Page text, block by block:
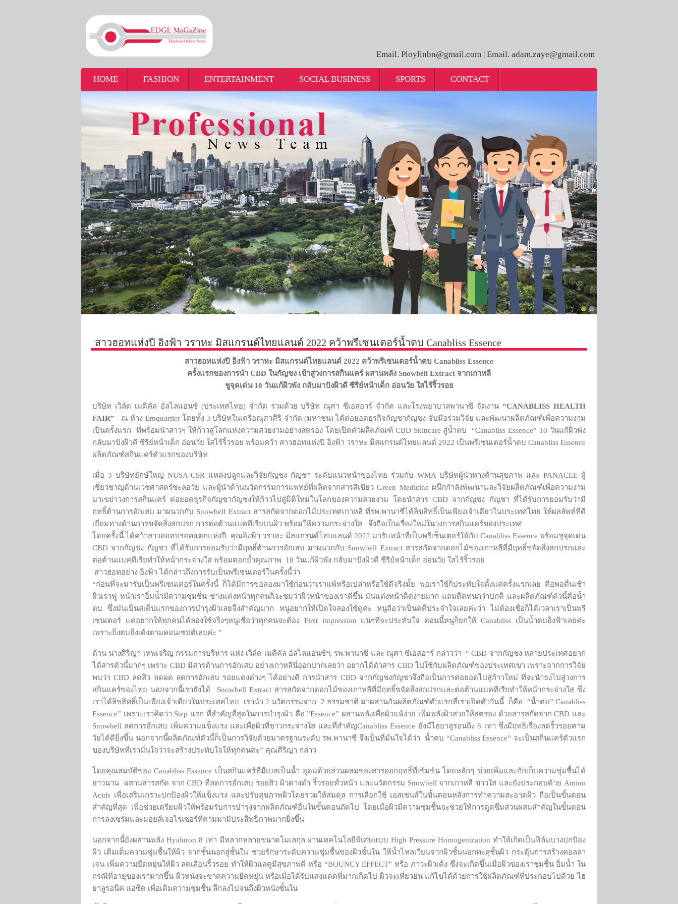
Email. Ploylinbn@gmail.com | Email. adam.zaye@gmail.com
HOME FASHION ENTERTAINMENT SOCIAL BUSINESS SPORTS CONTACT
สาวฮอทแห่งปี อิงฟ้า วราหะ มิสแกรนด์ไทยแลนด์ 2022 คว้าพรีเซนเตอร์น้ำตบ Canabliss Essence
สาวฮอทแห่งปี อิงฟ้า วราหะ มิสแกรนด์ไทยแลนด์ 2022 คว้าพรีเซนเตอร์น้ำตบ Canabliss Essence
ครั้งแรกของการนำ CBD ในกัญชง เข้าสู่วงการสกินแคร์ ผสานพลัง Snowbell Extract จากเกาหลี
ชูจุดเด่น 10 วันแก้ผิวพัง กลับมาปังผิวดี ซีรีย์หน้าเด็ก อ่อนวัย ใสไร้ริ้วรอย
บริษัท เวิล์ด เมดิคัล อัลไลแอนซ์ (ประเทศไทย) จำกัด ร่วมด้วย บริษัท ณุศา ซีเอสอาร์ จำกัด และโรงพยาบาลพานาซี จัดงาน“CANABLISS HEALTH
FAIR” ณ ห้าง Emquartier โดยทั้ง 3 บริษัทในเครือณุศาศิริ จำกัด (มหาชน) ได้ต่อยอดธุรกิจกัญชากัญชง จับมือร่วมวิจัย และพัฒนาผลิตภัณฑ์เพื่อความงาม
เป็นครั้งแรก ที่พร้อมนำสาวๆ ให้ก้าวสู่โลกแห่งความสวยงามอย่างสตรอง โดยเปิดตัวผลิตภัณฑ์ CBD Skincare สู่น้ำตบ “Canabliss Essence” 10 วันแก้ผิวพัง
กลับมาปังผิวดี ซีรีย์หน้าเด็ก อ่อนวัย ใสไร้ริ้วรอย พร้อมคว้า สาวฮอทแห่งปี อิงฟ้า วราหะ มิสแกรนด์ไทยแลนด์ 2022 เป็นพรีเซนเตอร์น้ำตบ Canabliss Essence
ผลิตภัณฑ์สกินแคร์ตัวแรกของบริษัท
เมื่อ 3 บริษัทยักษ์ใหญ่ NUSA-CSR แหล่งปลูกและวิจัยกัญชง กัญชา ระดับแนวหน้าของไทย ร่วมกับ WMA บริษัทผู้นำทางด้านสุขภาพ และ PANACEE ผู้
เชี่ยวชาญด้านเวชศาสตร์ชะลอวัย และผู้นำด้านนวัตกรรมการแพทย์ที่ผลิตจากสารสีเขียว Green Medicine ผนึกกำลังพัฒนาและวิจัยผลิตภัณฑ์เพื่อความงาม
มาเขย่าวงการสกินแคร์ ต่อยอดธุรกิจกัญชากัญชงให้ก้าวไปสู่มิติใหม่ในโลกของความสวยงาม โดยนำสาร CBD จากกัญชง กัญชา ที่ได้รับการยอมรับว่ามี
ฤทธิ์ต้านการอักเสบ มาผนวกกับ Snowbell Extract สารสกัดจากดอกไม้ประเทศเกาหลี ที่รพ.พานาซีได้ลิขสิทธิ์เป็นเพียงเจ้าเดียวในประเทศไทย ให้ผลลัพท์ที่ดี
เยี่ยมทางด้านการขจัดสิ่งสกปรก การต่อต้านแบคทีเรียบนผิว พร้อมให้ความกระจ่างใส จึงถือเป็นเรื่องใหม่ในวงการสกินแคร์ของประเทศ
โดยครั้งนี้ ได้คว้าสาวฮอทปรอทแตกแห่งปี คุณอิงฟ้า วราหะ มิสแกรนด์ไทยแลนด์ 2022 มารับหน้าที่เป็นพรีเซ็นเตอร์ให้กับ Canabliss Essence พร้อมชูจุดเด่น
CBD จากกัญชง กัญชา ที่ได้รับการยอมรับว่ามีฤทธิ์ต้านการอักเสบ มาผนวกกับ Snowbell Extract สารสกัดจากดอกไม้ของเกาหลีที่มีฤทธิ์ขจัดสิ่งสกปรกและ
ต่อต้านแบคทีเรียทำให้หน้ากระจ่างใส พร้อมตอกย้ำคุณภาพ 10 วันแก้ผิวพัง กลับมาปังผิวดี ซีรีย์หน้าเด็ก อ่อนวัย ใสไร้ริ้วรอย
สาวฮอทอย่าง อิงฟ้า ได้กล่าวถึงการรับเป็นพรีเซนเตอร์ในครั้งนี้ว่า
“ก่อนที่จะมารับเป็นพรีเซนเตอร์ในครั้งนี้ ก็ได้มีการขอลองมาใช้ก่อนว่าเราแพ้หรือเปล่าหรือใช้ดีจริงมั้ย พอเราใช้ก็ประทับใจตั้งแต่ครั้งแรกเลย คือพอตื่นเช้า
ผิวเราฟู หน้าเราอิ่มน้ำมีความชุ่มชื่น ช่างแต่งหน้าทุกคนก็จะชมว่าผิวหน้าของเราดีขึ้น มันแต่งหน้าติดง่ายมาก แถมติดทนกว่าปกติ และผลิตภัณฑ์ตัวนี้คือน้ำ
ตบ ซึ่งมันเป็นสเต็ปแรกของการบำรุงผิวเลยจึงสำคัญมาก หนูอยากให้เปิดใจลองใช้ดูค่ะ หนูถือว่าเป็นคติประจำใจเลยค่ะว่า ไม่ต้องเชื่อก็ได้เวลาเราเป็นพรี
เซนเตอร์ แต่อยากให้ทุกคนได้ลองใช้จริงๆหนูเชื่อว่าทุกคนจะต้อง First impression แน่ๆที่จะประทับใจ ตอนนี้หนูก็ยกให้ Canabliss เป็นน้ำตบอิงฟ้าเลยค่ะ
เพราะยิ่งตบยิ่งเด้งตามคอนเซปต์เลยค่ะ ”
ด้าน นางศิริญา เทพเจริญ กรรมการบริหาร แห่ง เวิล์ด เมดิคัล อัลไลแอนซ์ฯ, รพ.พานาซี และ ณุศา ซีเอสอาร์ กล่าวว่า “ CBD จากกัญชง หลายประเทศอยาก
ได้สารตัวนี้มากๆ เพราะ CBD มีสารต้านการอักเสบ อย่างเกาหลีนี่ออกปากเลยว่า อยากได้ตัวสาร CBD ไปใช้กับผลิตภัณฑ์ของประเทศเขา เพราะจากการวิจัย
พบว่า CBD ลดสิว ลดผด ลดการอักเสบ รอยแดงต่างๆ ได้อย่างดี การนำสาร CBD จากกัญชงกัญชาจึงถือเป็นการต่อยอดไปสู่ก้าวใหม่ ที่จะนำธงไปสู่วงการ
สกินแคร์ของไทย นอกจากนี้เรายังได้ Snowbell Extract สารสกัดจากดอกไม้ของเกาหลีที่มีฤทธิ์ขจัดสิ่งสกปรกและต่อต้านแบคทีเรียทำให้หน้ากระจ่างใส ซึ่ง
เราได้ลิขสิทธิ์เป็นเพียงเจ้าเดียวในประเทศไทย เรานำ 2 นวัตกรรมจาก 2 ธรรมชาติ มาผสานกันผลิตภัณฑ์ตัวแรกที่เราเปิดตัววันนี้ ก็คือ “น้ำตบ” Canabliss
Essence” เพราะเราคิดว่า Step แรก ที่สำคัญที่สุดในการบำรุงผิว คือ ”Essence” ผสานพลังเพื่อผิวแพ้ง่าย เพิ่มพลังผิวสวยให้สตรอง ด้วยสารสกัดจาก CBD และ
Snowbell ลดการอักเสบ เพิ่มความแข็งแรง และเพื่อผิวที่ขาวกระจ่างใส และที่สำคัญCanabliss Essence ยังมีไฮยาลูรอนถึง 8 เท่า ซึ่งมีฤทธิเรื่องลดริ้วรอยตาม
วัยได้ดียิ่งขึ้น นอกจากนี้ผลิตภัณฑ์ตัวนี้ก็เป็นการวิจัยด้วยมาตรฐานระดับ รพ.พานาซี จึงเป็นที่มั่นใจได้ว่า น้ำตบ “Canabliss Essence” จะเป็นสกินแคร์ตัวแรก
ของบริษัทที่เรามั่นใจว่าจะสร้างประทับใจให้ทุกคนค่ะ” คุณศิริญา กล่าว
โดยคุณสมบัติของ Canabliss Essence เป็นสกินแคร์ที่มีเบสเป็นน้ำ อุดมด้วยส่วนผสมของสารออกฤทธิ์ที่เข้มข้น โดยหลักๆ ช่วยเพิ่มและกักเก็บความชุ่มชื้นได้
ยาวนาน ผสานสารสกัด จาก CBD ที่ลดการอักเสบ รอยสิว ผิวด่างดำ ริ้วรอยทั่วหน้า และนวัตกรรม Snowbell จากเกาหลี ขาวใส และยังประกอบด้วย Amino
Acids เพื่อเสริมเกราะปกป้องผิวให้แข็งแรง และปรับสุขภาพผิวโดยรวมให้สมดุล การเลือกใช้ เอสเซนส์ในขั้นตอนหลังการทำความสะอาดผิว ถือเป็นขั้นตอน
สำคัญที่สุด เพื่อช่วยเตรียมผิวให้พร้อมรับการบำรุงจากผลิตภัณฑ์อื่นในขั้นตอนถัดไป โดยเมื่อผิวมีความชุ่มชื้นจะช่วยให้การดูดซึมส่วนผสมสำคัญในขั้นตอน
การลงเซรั่มและมอยส์เจอไรเซอร์ที่ตามมามีประสิทธิภาพมากยิ่งขึ้น
นอกจากนี้ยังผสานพลัง Hyaluron 8 เท่า มีหลากหลายขนาดโมเลกุล ผ่านเทคโนโลยีพิเศษแบบ High Pressure Homogenization ทำให้เกิดเป็นฟิล์มบางปกป้อง
ผิว เติมเต็มความชุ่มชื้นให้ผิว จากชั้นนอกสู่ชั้นใน ช่วยรักษาระดับความชุ่มชื้นของผิวชั้นใน ให้น้ำไหลเวียนจากผิวชั้นนอกทะลุชั้นผิว กระตุ้นการสร้างคอลลา
เจน เพิ่มความยืดหยุ่นให้ผิว ลดเลือนริ้วรอย ทำให้ผิวแลดูมีสุขภาพดี หรือ “BOUNCY EFFECT” หรือ ภาวะผิวเด้ง ซึ่งจะเกิดขึ้นเมื่อผิวของเราชุ่มชื้น อิ่มน้ำ ใน
กรณีที่อายุของเรามากขึ้น ผิวหนังจะขาดความยืดหยุ่น หรือเมื่อได้รับแสงแดดที่มากเกิดไป ผิวจะเหี่ยวย่น แก้ไขได้ด้วยการใช้ผลิตภัณฑ์ที่ประกอบไปด้วย ไฮ
ยาลูรอนิค แอซิด เพื่อเติมความชุ่มชื้น ลึกลงไปจนถึงผิวหนังชั้นใน